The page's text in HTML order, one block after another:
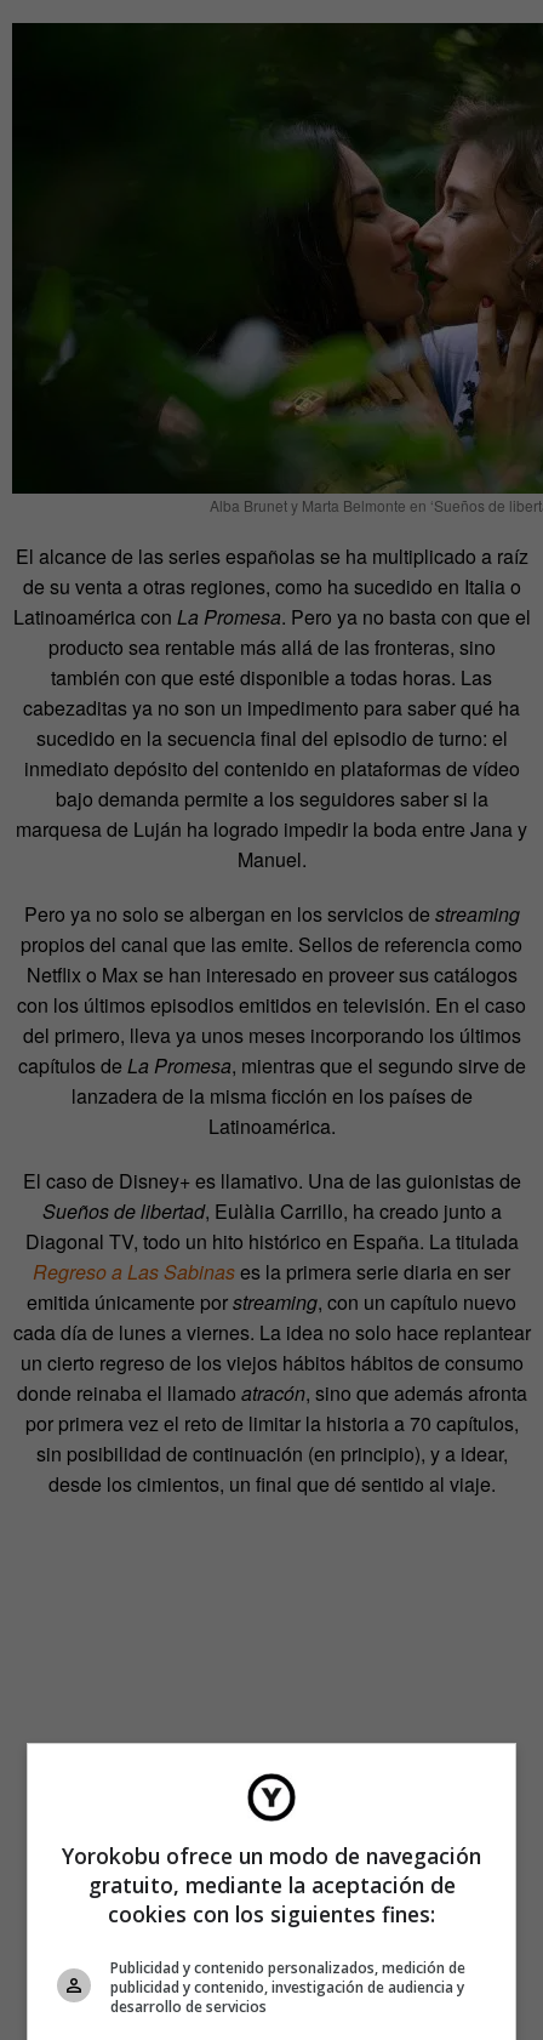
Alba Brunet y Marta Belmonte en ‘Sueños de
El alcance de las series españolas se ha multiplicado a raíz
de su venta a otras regiones, como ha sucedido en Italia o
Latinoamérica con La Promesa. Pero ya no basta con que el
producto sea rentable más allá de las fronteras, sino
también con que esté disponible a todas horas. Las
cabezaditas ya no son un impedimento para saber qué ha
sucedido en la secuencia final del episodio de turno: el
inmediato depósito del contenido en plataformas de vídeo
bajo demanda permite a los seguidores saber si la
marquesa de Luján ha logrado impedir la boda entre Jana y
Manuel.
Pero ya no solo se albergan en los servicios de streaming
propios del canal que las emite. Sellos de referencia como
Netflix o Max se han interesado en proveer sus catálogos
con los últimos episodios emitidos en televisión. En el caso
del primero, lleva ya unos meses incorporando los últimos
capítulos de La Promesa, mientras que el segundo sirve de
lanzadera de la misma ficción en los países de
Latinoamérica.
El caso de Disney+ es llamativo. Una de las guionistas de
Sueños de libertad, Eulàlia Carrillo, ha creado junto a
Diagonal TV, todo un hito histórico en España. La titulada
Regreso a Las Sabinases la primera serie diaria en ser
emitida únicamente porstreaming, con un capítulo nuevo
cada día de lunes a viernes. La idea no solo hace replantear
un cierto regreso de los viejos hábitos hábitos de consumo
donde reinaba el llamado atracón, sino que además afronta
por primera vez el reto de limitar la historia a 70 capítulos,
sin posibilidad de continuación (en principio), y a idear,
desde los cimientos, un final que dé sentido al viaje.
Yorokobu ofrece un modo de navegación
gratuito, mediante la aceptación de
cookies con los siguientes fines:
Publicidad y contenido personalizados, medición de
publicidad y contenido, investigación de audiencia y
desarrollo de servicios